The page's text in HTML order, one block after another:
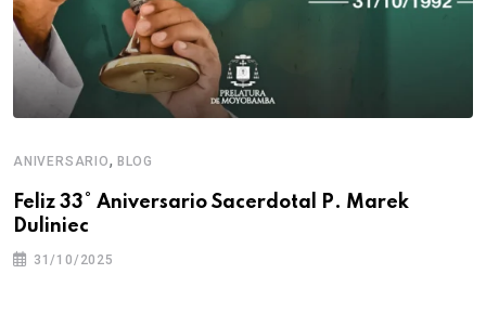
ANIVERSARIO, BLOG
Feliz 33° Aniversario Sacerdotal P. Marek
Duliniec
31/10/2025